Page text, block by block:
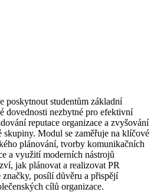
poskytnout studentům základní
dovednosti nezbytné pro efektivní
reputace organizace a zvyšování
Modul se zaměřuje na klíčové
plánování, tvorby komunikačních
a využití moderních nástrojů
jak plánovat a realizovat PR
posílí důvěru a přispějí
cílů organizace.